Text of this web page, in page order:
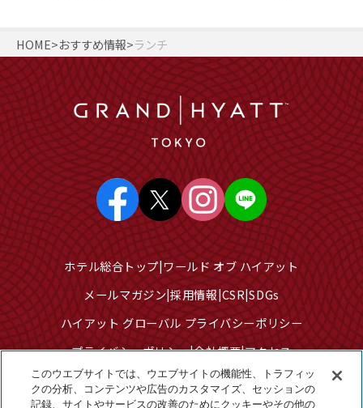
HOME おすすめ情報 ランチ
ホテル総合トップ ワールド オブ ハイアット
メールマガジン 採用情報 CSR SDGs
ハイアット グローバル プライバシーポリシー
プライバシーポリシー 会社概要 アクセス
サイトのご利用について サイトマップ
このウエブサイトでは、ウエブサイトの機能性、トラフィッ
クの分析、コンテンツや広告のカスタマイズ、セッションの
記録、サイトやサービスの改善のためにクッキーやその他の